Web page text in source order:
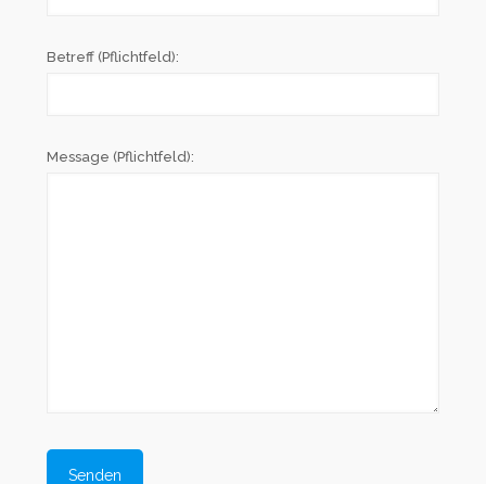
Betreff (Pflichtfeld):
Message (Pflichtfeld):